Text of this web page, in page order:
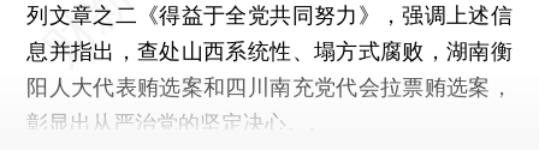
列文章之二《得益于全党共同努力》，强调上述信
息并指出，查处山西系统性、塌方式腐败，湖南衡
阳人大代表贿选案和四川南充党代会拉票贿选案，
彰显出从严治党的坚定决心。。